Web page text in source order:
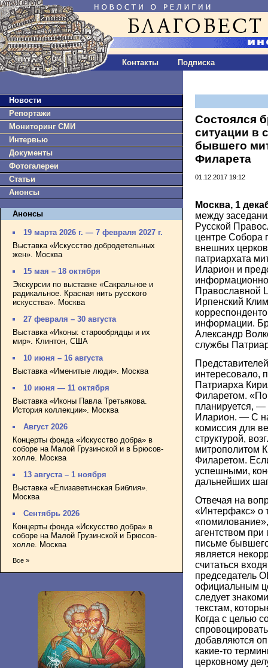
Контакты Подписка
Новости
Репортажи
Мониторинг СМИ
Интервью
Документы
Фотогалереи
Статьи
Анонсы
Анонсы
19 марта 2026 г. — 7 февраля 2027 г.
Выставка «Искусство добродетельных
жен». Москва
15 мая – 18 октября
Экскурсии по выставке «Сакральное и
радикальное. Красная нить русского
искусства». Москва
27 февраля – 30 августа
Выставка «Иконы: старообрядцы и их
мир». Клинтон, США
10 июня – 16 августа
Выставка «Именитые люди». Москва
10 июня — 11 октября
Выставка «Иконы Павла Третьякова.
История коллекции». Москва
Август 2026
Концерты фонда «Искусство добра» в
соборе на Малой Грузинской и в Брюсов-
холле. Москва
13 августа – 1 ноября
Выставка «Елизаветинская Библия».
Москва
Сентябрь 2026
Концерты фонда «Искусство добра» в
соборе на Малой Грузинской и Брюсов-
холле. Москва
Все »
Состоялся
ситуации в
бывшего
Филарета
01.12.2017 19:12
Москва, 1
между
Русской
центре Собора
внешних
патриархата
Иларион и
Православной
Ирпенский
информации.
Александр
службы
интересовало,
Патриарха
Филаретом.
планируется,
Иларион. — С
комиссия для
структурой,
митрополитом
Филаретом.
успешными,
дальнейших
Отвечая на
«Интерфакс» о
агентством
письме
является
считаться
председатель
официальным
следует
текстам,
Когда с целью
добавляются
какие-то
церковному